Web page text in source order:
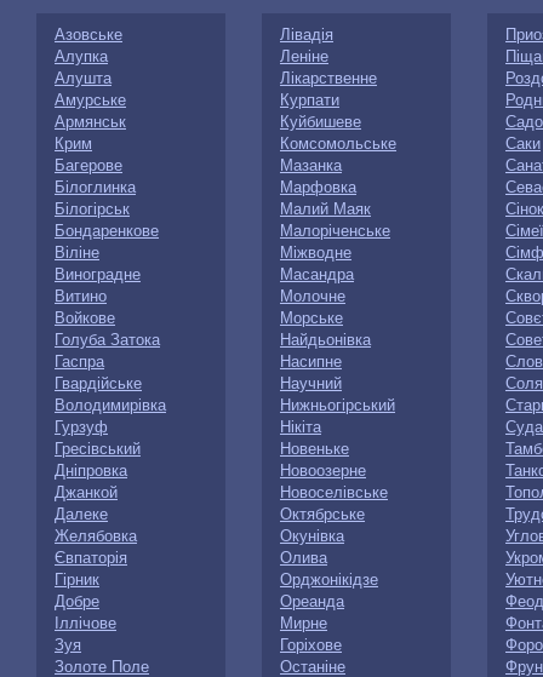
Азовське
Алупка
Алушта
Амурське
Армянськ
Крим
Багерове
Білоглинка
Білогірськ
Бондаренкове
Віліне
Виноградне
Витино
Войкове
Голуба Затока
Гаспра
Гвардійське
Володимирівка
Гурзуф
Гресівський
Дніпровка
Джанкой
Далеке
Желябовка
Євпаторія
Гірник
Добре
Іллічове
Зуя
Золоте Поле
Лівадія
Леніне
Лікарственне
Курпати
Куйбишеве
Комсомольське
Мазанка
Марфовка
Малий Маяк
Малоріченське
Міжводне
Масандра
Молочне
Морське
Найдьонівка
Насипне
Научний
Нижньогірський
Нікіта
Новеньке
Новоозерне
Новоселівське
Октябрське
Окунівка
Олива
Орджонікідзе
Ореанда
Мирне
Горіхове
Останіне
Саки